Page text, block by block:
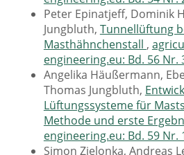
Peter Epinatjeff, Dominik
Jungbluth, Tunnellüftung
Masthähnchenstall ,
engineering.eu: Bd. 56 Nr.
Angelika Häußermann,
Thomas Jungbluth,
Lüftungssysteme für
Methode und erste
engineering.eu: Bd. 59 Nr.
Simon Zielonka, Andreas